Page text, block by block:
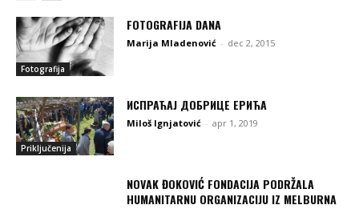
Fotografija
FOTOGRAFIJA DANA
Marija Mladenović - dec 2, 2015
Priključenija
ИСПРАЋАЈ ДОБРИЦЕ ЕРИЋА
Miloš Ignjatović - apr 1, 2019
NOVAK ĐOKOVIĆ FONDACIJA PODRŽALA
HUMANITARNU ORGANIZACIJU IZ MELBURNA